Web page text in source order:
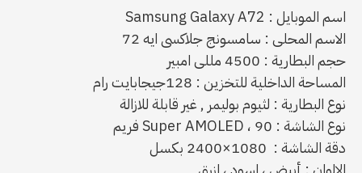
اسم الموبايل : Samsung Galaxy A72
الاسم المحلى : سامسونج جلاكسى ايه 72
حجم البطارية : 4500 مللى امبير
المساحة الداخلية للتخزين : 128جيجابايت رام
نوع البطارية : لثيوم بوليمر , غير قابلة للازالة
نوع الشاشة : Super AMOLED ، 90 فريم
دقة الشاشة : 1080×2400 بكسل